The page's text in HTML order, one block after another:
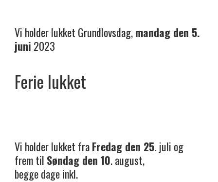
Vi holder lukket Grundlovsdag,mandag den 5.
juni 2023
Ferie lukket
Vi holder lukket fraFredag den 25. juli og
frem til Søndag den 10. august,
begge dage inkl.